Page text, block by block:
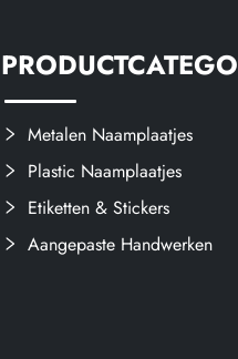
Metalen Naamplaatjes
Plastic Naamplaatjes
Etiketten & Stickers
Aangepaste Handwerken